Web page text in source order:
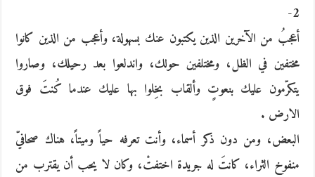
2-
أعجبُ من الآخرين الذين يكتبون عنك بسهولة، وأعجب من الذين كانوا
مختفين في الظل، ومختلفين حولك، واندلعوا بعد رحيلك، وصاروا
يتكرّمون عليك بنعوتٍ وألقاب بخِلوا بها عليك عندما كُنتَ فوق
الارض .
البعض، ومن دون ذكر أسماء، وأنت تعرفه حياً وميتاً، هناك صحافيّ
منفوخ الثراء، كانتَ له جريدة اختفتْ، وكان لا يحب أن يقترب من